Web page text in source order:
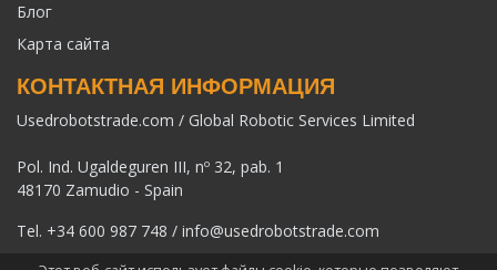
Блог
Карта сайта
КОНТАКТНАЯ ИНФОРМАЦИЯ
Usedrobotstrade.com / Global Robotic Services Limited
Pol. Ind. Ugaldeguren III, nº 32, pab. 1
48170 Zamudio - Spain
Tel. +34 600 987 748 / info@usedrobotstrade.com